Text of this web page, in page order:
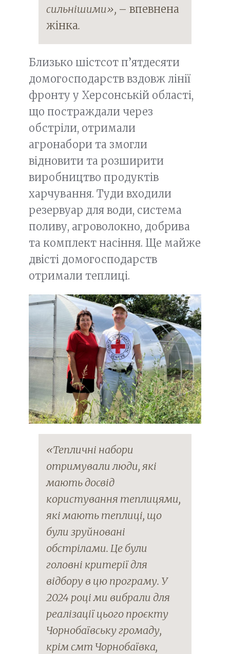
сильнішими», – впевнена
жінка.
Близько шістсот п’ятдесяти
домогосподарств вздовж лінії
фронту у Херсонській області,
що постраждали через
обстріли, отримали
агронабори та змогли
відновити та розширити
виробництво продуктів
харчування. Туди входили
резервуар для води, система
поливу, агроволокно, добрива
та комплект насіння. Ще майже
двісті домогосподарств
отримали теплиці.
«Тепличні набори
отримували люди, які
мають досвід
користування теплицями,
які мають теплиці, що
були зруйновані
обстрілами. Це були
головні критерії для
відбору в цю програму. У
2024 році ми вибрали для
реалізації цього проєкту
Чорнобаївську громаду,
крім смт Чорнобаївка,